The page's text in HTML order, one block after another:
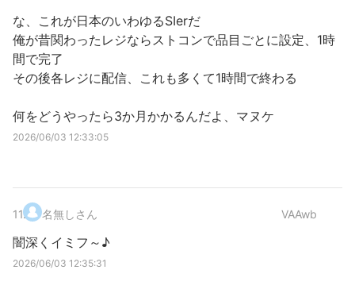
な、これが日本のいわゆるSIerだ
俺が昔関わったレジならストコンで品目ごとに設定、1時
間で完了
その後各レジに配信、これも多くて1時間で終わる
何をどうやったら3か月かかるんだよ、マヌケ
2026/06/03 12:33:05
11. 名無しさん VAAwb
闇深くイミフ～♪
2026/06/03 12:35:31